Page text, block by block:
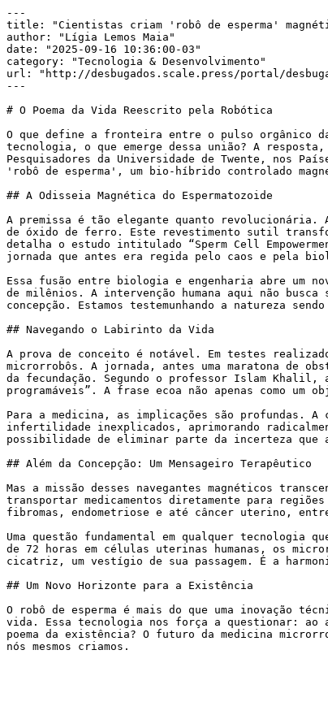
---
title: "Cientistas criam 'robô de esperma'
author: "Lígia Lemos Maia"
date: "2025-09-16 10:36:00-03"
category: "Tecnologia & Desenvolvimento"
url: "http://desbugados.scale.press/portal/
---
# O Poema da Vida Reescrito pela Robótica
O que define a fronteira entre o pulso orgânico
tecnologia, o que emerge dessa união? A
Pesquisadores da Universidade de Twente, nos
'robô de esperma', um bio-híbrido controlado
## A Odisseia Magnética do Espermatozoide
A premissa é tão elegante quanto revolucionária.
de óxido de ferro. Este revestimento sutil
detalha o estudo intitulado “Sperm Cell
jornada que antes era regida pelo caos e pela
Essa fusão entre biologia e engenharia abre um
de milênios. A intervenção humana aqui não
concepção. Estamos testemunhando a natureza
## Navegando o Labirinto da Vida
A prova de conceito é notável. Em testes
microrrobôs. A jornada, antes uma maratona de
da fecundação. Segundo o professor Islam
programáveis”. A frase ecoa não apenas como
Para a medicina, as implicações são profundas. A
infertilidade inexplicados, aprimorando
possibilidade de eliminar parte da incerteza que
## Além da Concepção: Um Mensageiro Terapêutico
Mas a missão desses navegantes magnéticos
transportar medicamentos diretamente para
fibromas, endometriose e até câncer uterino,
Uma questão fundamental em qualquer tecnologia
de 72 horas em células uterinas humanas, os
cicatriz, um vestígio de sua passagem. É a
## Um Novo Horizonte para a Existência
O robô de esperma é mais do que uma inovação
vida. Essa tecnologia nos força a questionar: ao
poema da existência? O futuro da medicina
nós mesmos criamos.